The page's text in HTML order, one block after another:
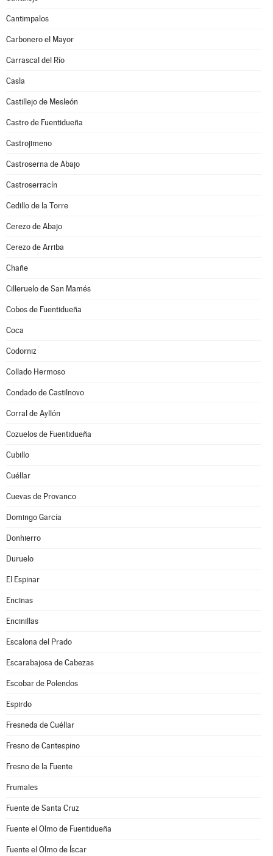
Cantimpalos
Carbonero el Mayor
Carrascal del Río
Casla
Castillejo de Mesleón
Castro de Fuentidueña
Castrojimeno
Castroserna de Abajo
Castroserracín
Cedillo de la Torre
Cerezo de Abajo
Cerezo de Arriba
Chañe
Cilleruelo de San Mamés
Cobos de Fuentidueña
Coca
Codorniz
Collado Hermoso
Condado de Castilnovo
Corral de Ayllón
Cozuelos de Fuentidueña
Cubillo
Cuéllar
Cuevas de Provanco
Domingo García
Donhierro
Duruelo
El Espinar
Encinas
Encinillas
Escalona del Prado
Escarabajosa de Cabezas
Escobar de Polendos
Espirdo
Fresneda de Cuéllar
Fresno de Cantespino
Fresno de la Fuente
Frumales
Fuente de Santa Cruz
Fuente el Olmo de Fuentidueña
Fuente el Olmo de Íscar